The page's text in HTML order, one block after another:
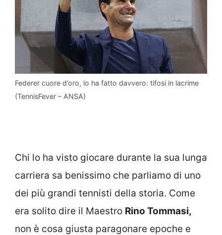
Federer cuore d’oro, lo ha fatto davvero: tifosi in lacrime
(TennisFever – ANSA)
Chi lo ha visto giocare durante la sua lunga
carriera sa benissimo che parliamo di uno
dei più grandi tennisti della storia. Come
era solito dire il Maestro Rino Tommasi,
non è cosa giusta paragonare epoche e